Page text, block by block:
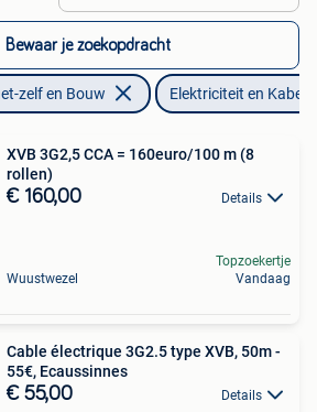
Bewaar je zoekopdracht
zelf en Bouw Elektriciteit en Kabels
XVB 3G2,5 CCA = 160euro/100 m (8
rollen)
€ 160,00 Details
Wuustwezel
Topzoekertje
Vandaag
Cable électrique 3G2.5 type XVB, 50m -
55€, Ecaussinnes
€ 55,00 Details